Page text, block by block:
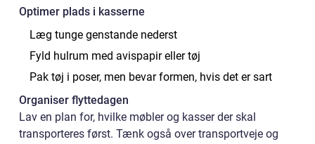
Optimer plads i kasserne
Læg tunge genstande nederst
Fyld hulrum med avispapir eller tøj
Pak tøj i poser, men bevar formen, hvis det er sart
Organiser flyttedagen
Lav en plan for, hvilke møbler og kasser der skal
transporteres først. Tænk også over transportveje og